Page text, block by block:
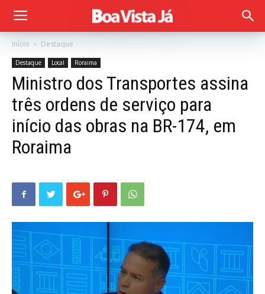
Início Destaque
Destaque Local Roraima
Ministro dos Transportes assina
três ordens de serviço para
início das obras na BR-174, em
Roraima